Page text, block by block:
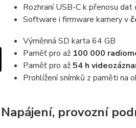
Rozhraní USB-C k přenosu
Software i firmware kamery v
Výměnná SD karta 64 GB
Paměť pro až 100 000
Paměť pro až54 h
Prohlížení snímků z paměti na
Napájení, provozní